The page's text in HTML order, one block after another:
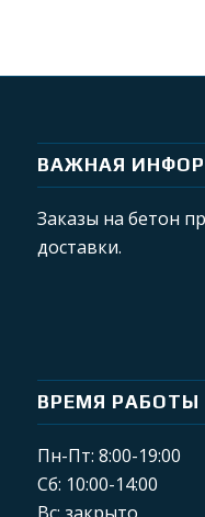
ВАЖНАЯ
Заказы на бетон
доставки.
ВРЕМЯ РАБОТЫ
Пн-Пт: 8:00-19:00
Сб: 10:00-14:00